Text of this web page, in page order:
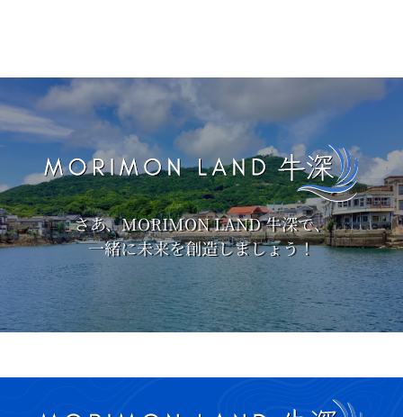
さあ、MORIMON LAND 牛深で、
一緒に未来を創造しましょう！